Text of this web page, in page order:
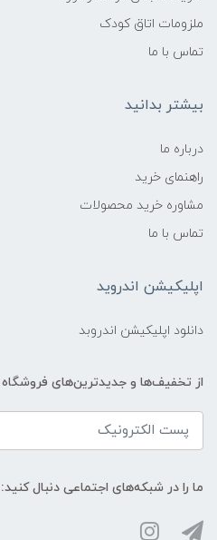
ملزومات اتاق کودک
تماس با ما
بیشتر بدانید
درباره ما
راهنمای خرید
مشاوره خرید محصولات
تماس با ما
اپلیکیشن اندروید
دانلود اپلیکیشن اندروبد
از تخفیف‌ها و جدیدترین‌های فروشگاه
ما را در شبکه‌های اجتماعی دنبال کنید: